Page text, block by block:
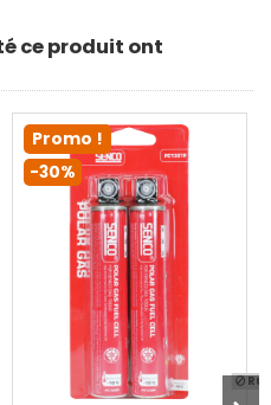
ce produit ont
Promo !
-30%